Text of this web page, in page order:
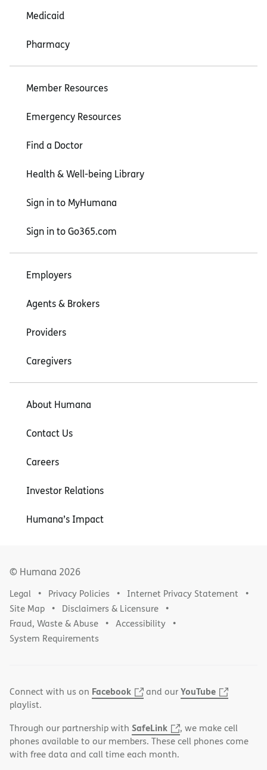
Medicaid
Pharmacy
Member Resources
Emergency Resources
Find a Doctor
Health & Well-being Library
Sign in to MyHumana
Sign in to Go365.com
Employers
Agents & Brokers
Providers
Caregivers
About Humana
Contact Us
Careers
Investor Relations
Humana’s Impact
© Humana 2026
Legal Privacy Policies
Internet Privacy Statement
Site Map
Disclaimers & Licensure
Fraud, Waste & Abuse
Accessibility
System Requirements
Connect with us on Facebook and ourYouTube
playlist.
Through our partnership with SafeLink
, we make cell
phones available to our members. These cell phones come
with free data and call time each month.